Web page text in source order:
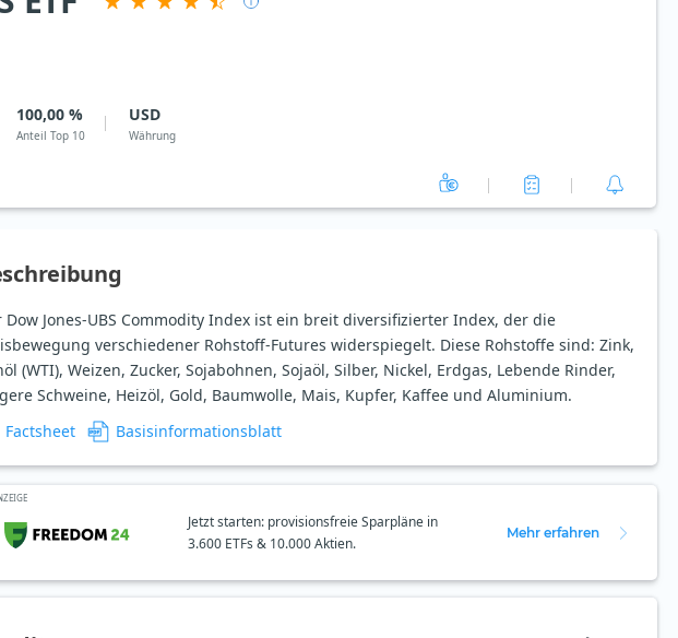
100,00 %
Anteil Top 10
USD
Währung
Dow Jones-UBS Commodity Index ist ein breit diversifizierter Index, der die
verschiedener Rohstoff-Futures widerspiegelt. Diese Rohstoffe sind: Zink,
(WTI), Weizen, Zucker, Sojabohnen, Sojaöl, Silber, Nickel, Erdgas, Lebende Rinder,
Schweine, Heizöl, Gold, Baumwolle, Mais, Kupfer, Kaffee und Aluminium.
Factsheet
Basisinformationsblatt
Jetzt starten: provisionsfreie Sparpläne in
3.600 ETFs & 10.000 Aktien.
Mehr erfahren